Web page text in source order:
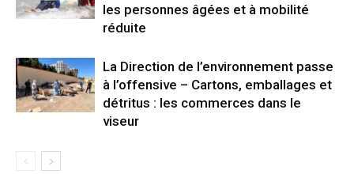
les personnes âgées et à mobilité
réduite
La Direction de l’environnement passe
à l’offensive – Cartons, emballages et
détritus : les commerces dans le
viseur